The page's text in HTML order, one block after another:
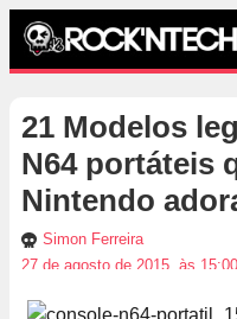
21 Modelos
N64 portáteis
Nintendo
Simon Ferreira
27 de agosto de 2015, às